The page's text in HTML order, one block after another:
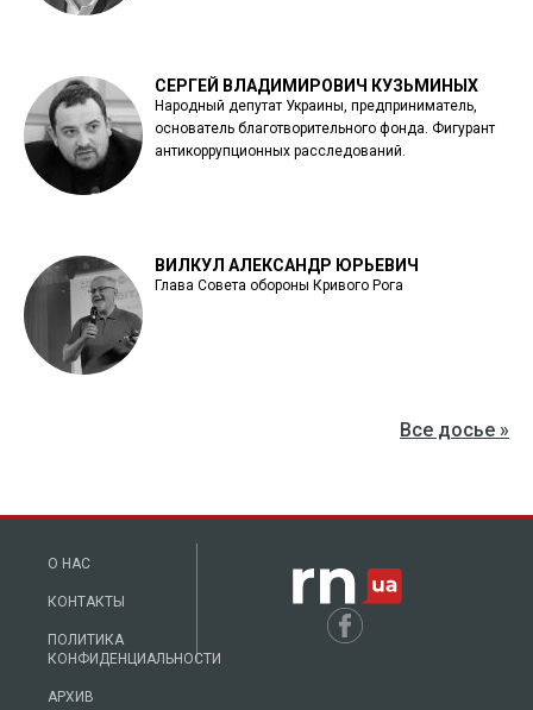
СЕРГЕЙ ВЛАДИМИРОВИЧ КУЗЬМИНЫХ
Народный депутат Украины, предприниматель,
основатель благотворительного фонда. Фигурант
антикоррупционных расследований.
ВИЛКУЛ АЛЕКСАНДР ЮРЬЕВИЧ
Глава Совета обороны Кривого Рога
Все досье »
О НАС
КОНТАКТЫ
ПОЛИТИКА
КОНФИДЕНЦИАЛЬНОСТИ
АРХИВ